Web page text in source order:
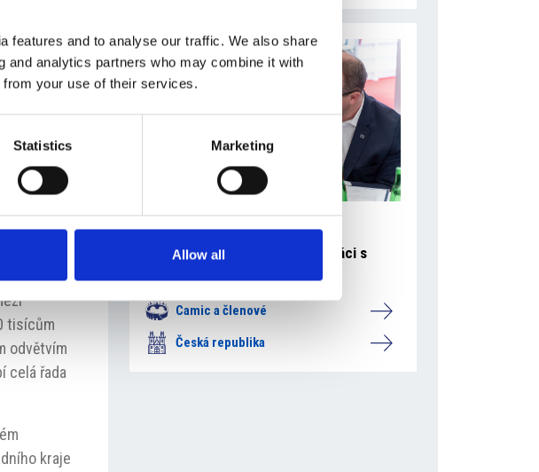
features and to analyse our traffic. We also share
and analytics partners who may combine it with
from your use of their services.
Statistics Marketing
Allow all
Apulie
komory.
kvalitu
by
potravin
tisícům
odvětvím
celá řada
kraje
Mattoni 1873 navázala spolupráci s
Camic a členové
Česká republika